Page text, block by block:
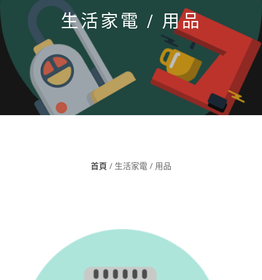
生活家電 / 用品
首頁 / 生活家電 / 用品